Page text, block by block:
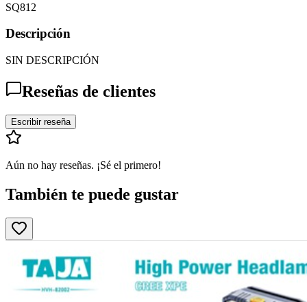
SQ812
Descripción
SIN DESCRIPCIÓN
Reseñas de clientes
Escribir reseña
Aún no hay reseñas. ¡Sé el primero!
También te puede gustar